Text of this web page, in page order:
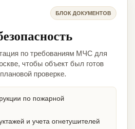
БЛОК ДОКУМЕНТОВ
по требованиям МЧС для
чтобы объект был готов
проверке.
по пожарной
и учета огнетушителей